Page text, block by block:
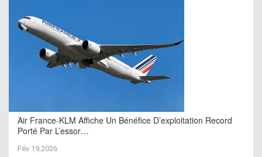
Air France-KLM Affiche Un Bénéfice D’exploitation Record
Porté Par L’essor…
Fév 19,2026